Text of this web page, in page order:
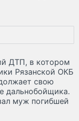
ДТП, в котором
Рязанской ОКБ
свою
дальнобойщика.
муж погибшей